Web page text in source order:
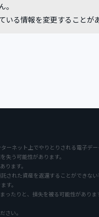
る情報を変更することが
ネット上でやりとりされる電子デー
失う可能性があります。
ります。
れた資産を返還することができない
す。
たりと、損失を被る可能性がありま
さい。